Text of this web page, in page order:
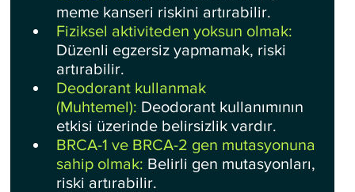
meme kanseri riskini artırabilir.
Fiziksel aktiviteden yoksun olmak:
Düzenli egzersiz yapmamak, riski
artırabilir.
Deodorant kullanmak
(Muhtemel): Deodorant kullanımının
etkisi üzerinde belirsizlik vardır.
BRCA-1 ve BRCA-2 gen mutasyonuna
sahip olmak: Belirli gen mutasyonları,
riski artırabilir.